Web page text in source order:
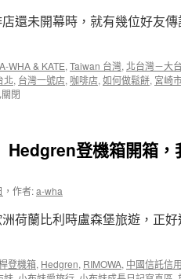
SPORT
運
動
箱〉
還未開幕時，就有幾位好友
A-WHA & KATE, Taiwan 台灣, 北台灣－大
北, 台灣一號店, 咖啡店, 如何做鬆餅, 宮崎
閉
Hedgren登機箱開箱
， 作者:a-wha
荷蘭比利時盧森堡旅遊，正
登機箱, Hedgren, RIMOWA, 中國信託信